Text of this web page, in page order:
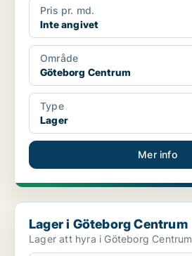
Pris pr. md.
Inte angivet
Område
Göteborg Centrum
Type
Lager
Mer info
Lager i Göteborg Centrum
Lager i Göteborg Centrum
Lager att hyra i Göteborg Centrum